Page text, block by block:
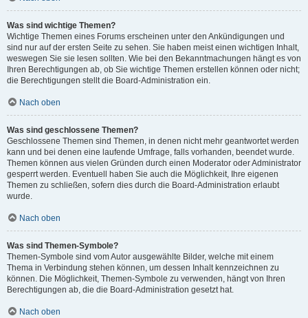
Was sind wichtige Themen?
Wichtige Themen eines Forums erscheinen unter den Ankündigungen und
sind nur auf der ersten Seite zu sehen. Sie haben meist einen wichtigen Inhalt,
weswegen Sie sie lesen sollten. Wie bei den Bekanntmachungen hängt es von
Ihren Berechtigungen ab, ob Sie wichtige Themen erstellen können oder nicht;
die Berechtigungen stellt die Board-Administration ein.
Nach oben
Was sind geschlossene Themen?
Geschlossene Themen sind Themen, in denen nicht mehr geantwortet werden
kann und bei denen eine laufende Umfrage, falls vorhanden, beendet wurde.
Themen können aus vielen Gründen durch einen Moderator oder Administrator
gesperrt werden. Eventuell haben Sie auch die Möglichkeit, Ihre eigenen
Themen zu schließen, sofern dies durch die Board-Administration erlaubt
wurde.
Nach oben
Was sind Themen-Symbole?
Themen-Symbole sind vom Autor ausgewählte Bilder, welche mit einem
Thema in Verbindung stehen können, um dessen Inhalt kennzeichnen zu
können. Die Möglichkeit, Themen-Symbole zu verwenden, hängt von Ihren
Berechtigungen ab, die die Board-Administration gesetzt hat.
Nach oben